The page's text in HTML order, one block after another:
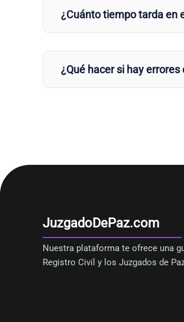
¿Cuánto tiempo tarda en
¿Qué hacer si hay
JuzgadoDePaz.com
Nuestra plataforma te ofrece una
Registro Civil y los Juzgados de